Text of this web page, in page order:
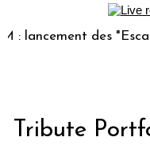
des "Escales
Tribute